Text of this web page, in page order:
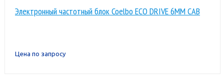
Электронный частотный блок Coelbo ECO DRIVE 6MM CAB
Цена по запросу